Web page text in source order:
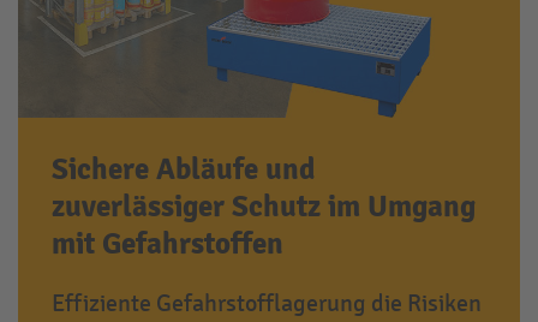
Sichere Abläufe und
zuverlässiger Schutz im Umgang
mit Gefahrstoffen
Effiziente Gefahrstofflagerung die Risiken